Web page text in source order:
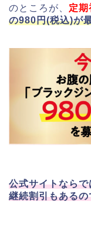
のところが、 定期
の980円(税込)が
公式サイトなら
継続割引もある